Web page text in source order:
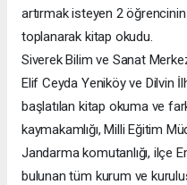
artırmak isteyen 2
toplanarak kitap okudu.
Siverek Bilim ve Sanat
Elif Ceyda Yeniköy ve Dilvin
başlatılan kitap okuma ve
kaymakamlığı, Milli Eğitim
Jandarma komutanlığı, ilçe
bulunan tüm kurum ve